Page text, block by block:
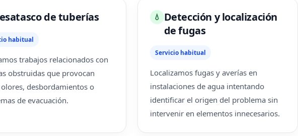
de tuberías
habitual
trabajos relacionados con
obstruidas que provocan
desbordamientos o
de evacuación.
💧 Detección y localización
de fugas
Servicio habitual
Localizamos fugas y averías en
instalaciones de agua intentando
identificar el origen del problema sin
intervenir en elementos innecesarios.